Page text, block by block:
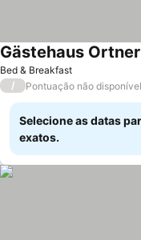
Bed & Breakfast
Gästehaus Ortner
/ Pontuação não disponível
Selecione as datas
exatos.